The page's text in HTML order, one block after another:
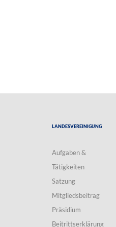
Landesvereinigung
Aufgaben &
Tätigkeiten
Satzung
Mitgliedsbeitrag
Präsidium
Beitrittserklärung